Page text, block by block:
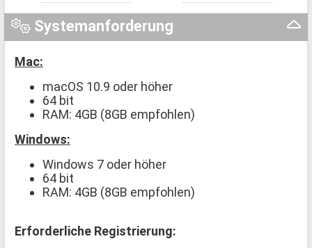
Systemanforderung
Mac:
macOS 10.9 oder höher
64 bit
RAM: 4GB (8GB empfohlen)
Windows:
Windows 7 oder höher
64 bit
RAM: 4GB (8GB empfohlen)
Erforderliche Registrierung: